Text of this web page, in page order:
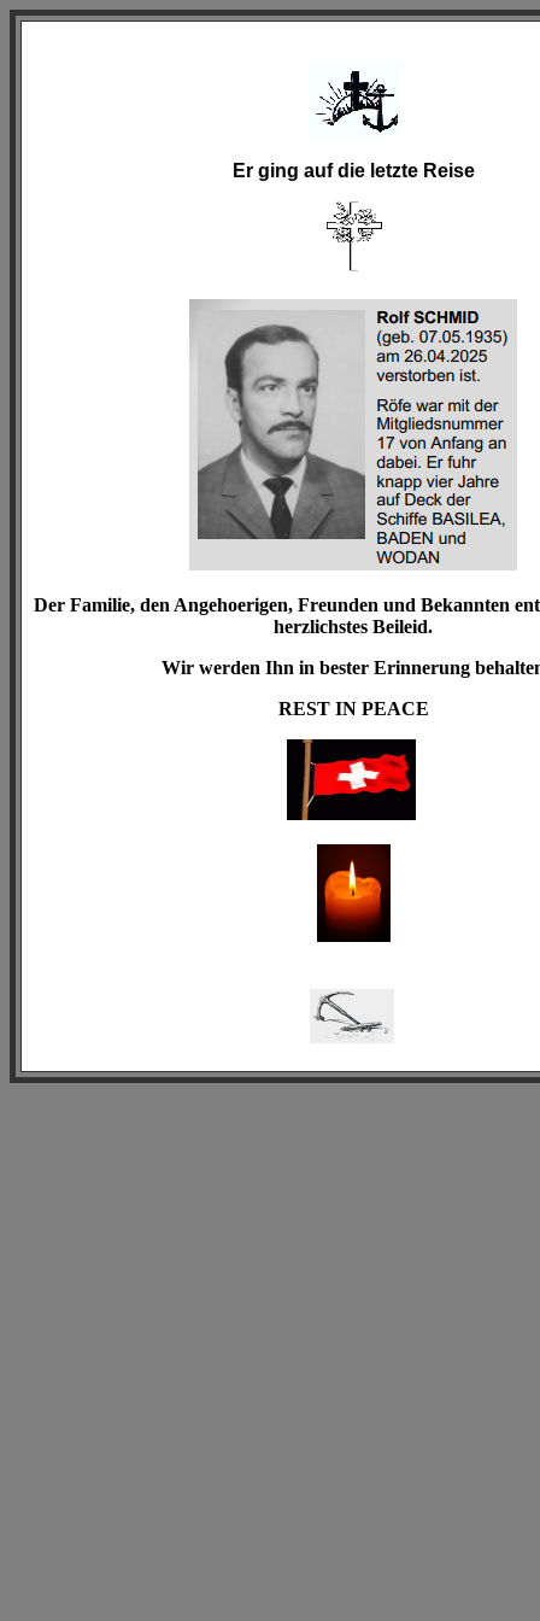
Er ging auf die letzte Reise
Der Familie, den Angehoerigen, Freunden und Bekannten
herzlichstes Beileid.
Wir werden Ihn in bester Erinnerung
REST IN PEACE